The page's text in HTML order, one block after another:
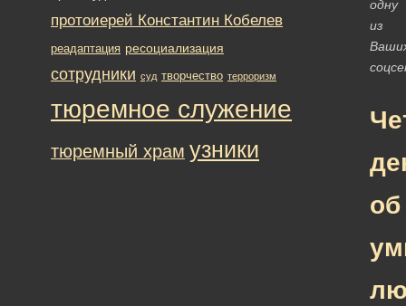
одну
из
об
протоиерей Константин Кобелев
реадаптация ресоциализация
сотрудники суд творчество терроризм
тюремное служение
тюремный храм узники